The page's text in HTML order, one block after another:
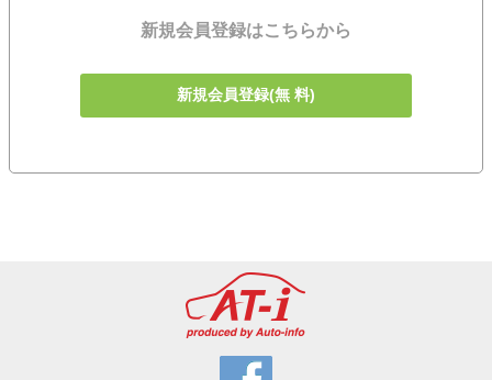
新規会員登録はこちらから
新規会員登録(無 料)